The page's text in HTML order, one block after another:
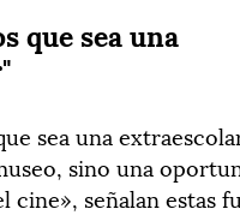
que sea una
sea una
sino una
cine», señalan estas